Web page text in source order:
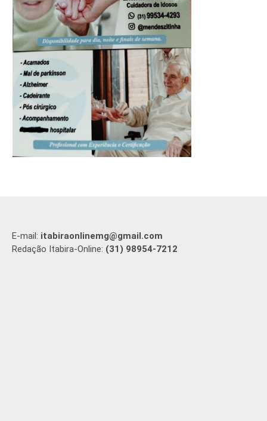
E-mail: itabiraonlinemg@gmail.com
Redação Itabira-Online: (31) 98954-7212